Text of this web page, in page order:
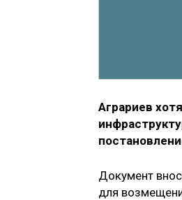
Аграриев
Документ
для